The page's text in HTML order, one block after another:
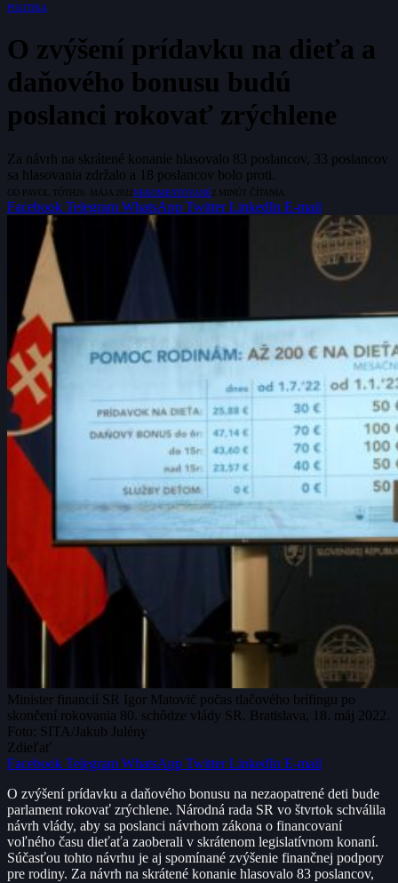
POLITIKA
O zvýšení prídavku na dieťa a
daňového bonusu budú
poslanci rokovať zrýchlene
Za návrh na skrátené konanie hlasovalo 83 poslancov, 33 poslancov
sa hlasovania zdržalo a 18 poslancov bolo proti.
OD PAVOL TÓTH 20. MÁJA 2022 NEKOMENTOVANÉ 2 MINÚT ČÍTANIA
Facebook Telegram WhatsApp Twitter LinkedIn E-mail
Minister financií SR Igor Matovič počas tlačového brífingu po
skončení rokovania 80. schôdze vlády SR. Bratislava, 18. máj 2022.
Foto: SITA/Jakub Julény
Zdieľať
Facebook Telegram WhatsApp Twitter LinkedIn E-mail
O zvýšení prídavku a daňového bonusu na nezaopatrené deti bude
parlament rokovať zrýchlene. Národná rada SR vo štvrtok schválila
návrh vlády, aby sa poslanci návrhom zákona o financovaní
voľného času dieťaťa zaoberali v skrátenom legislatívnom konaní.
Súčasťou tohto návrhu je aj spomínané zvýšenie finančnej podpory
pre rodiny. Za návrh na skrátené konanie hlasovalo 83 poslancov,